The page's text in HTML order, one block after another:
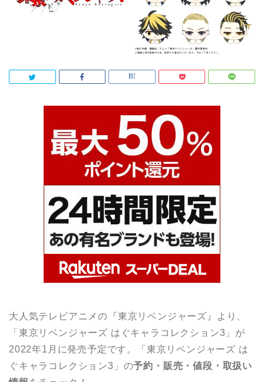
大人気テレビアニメの『東京リベンジャーズ』より、
「東京リベンジャーズ はぐキャラコレクション3」が
2022年1月に発売予定です。「東京リベンジャーズ は
ぐキャラコレクション3」の予約・販売・値段・取扱い